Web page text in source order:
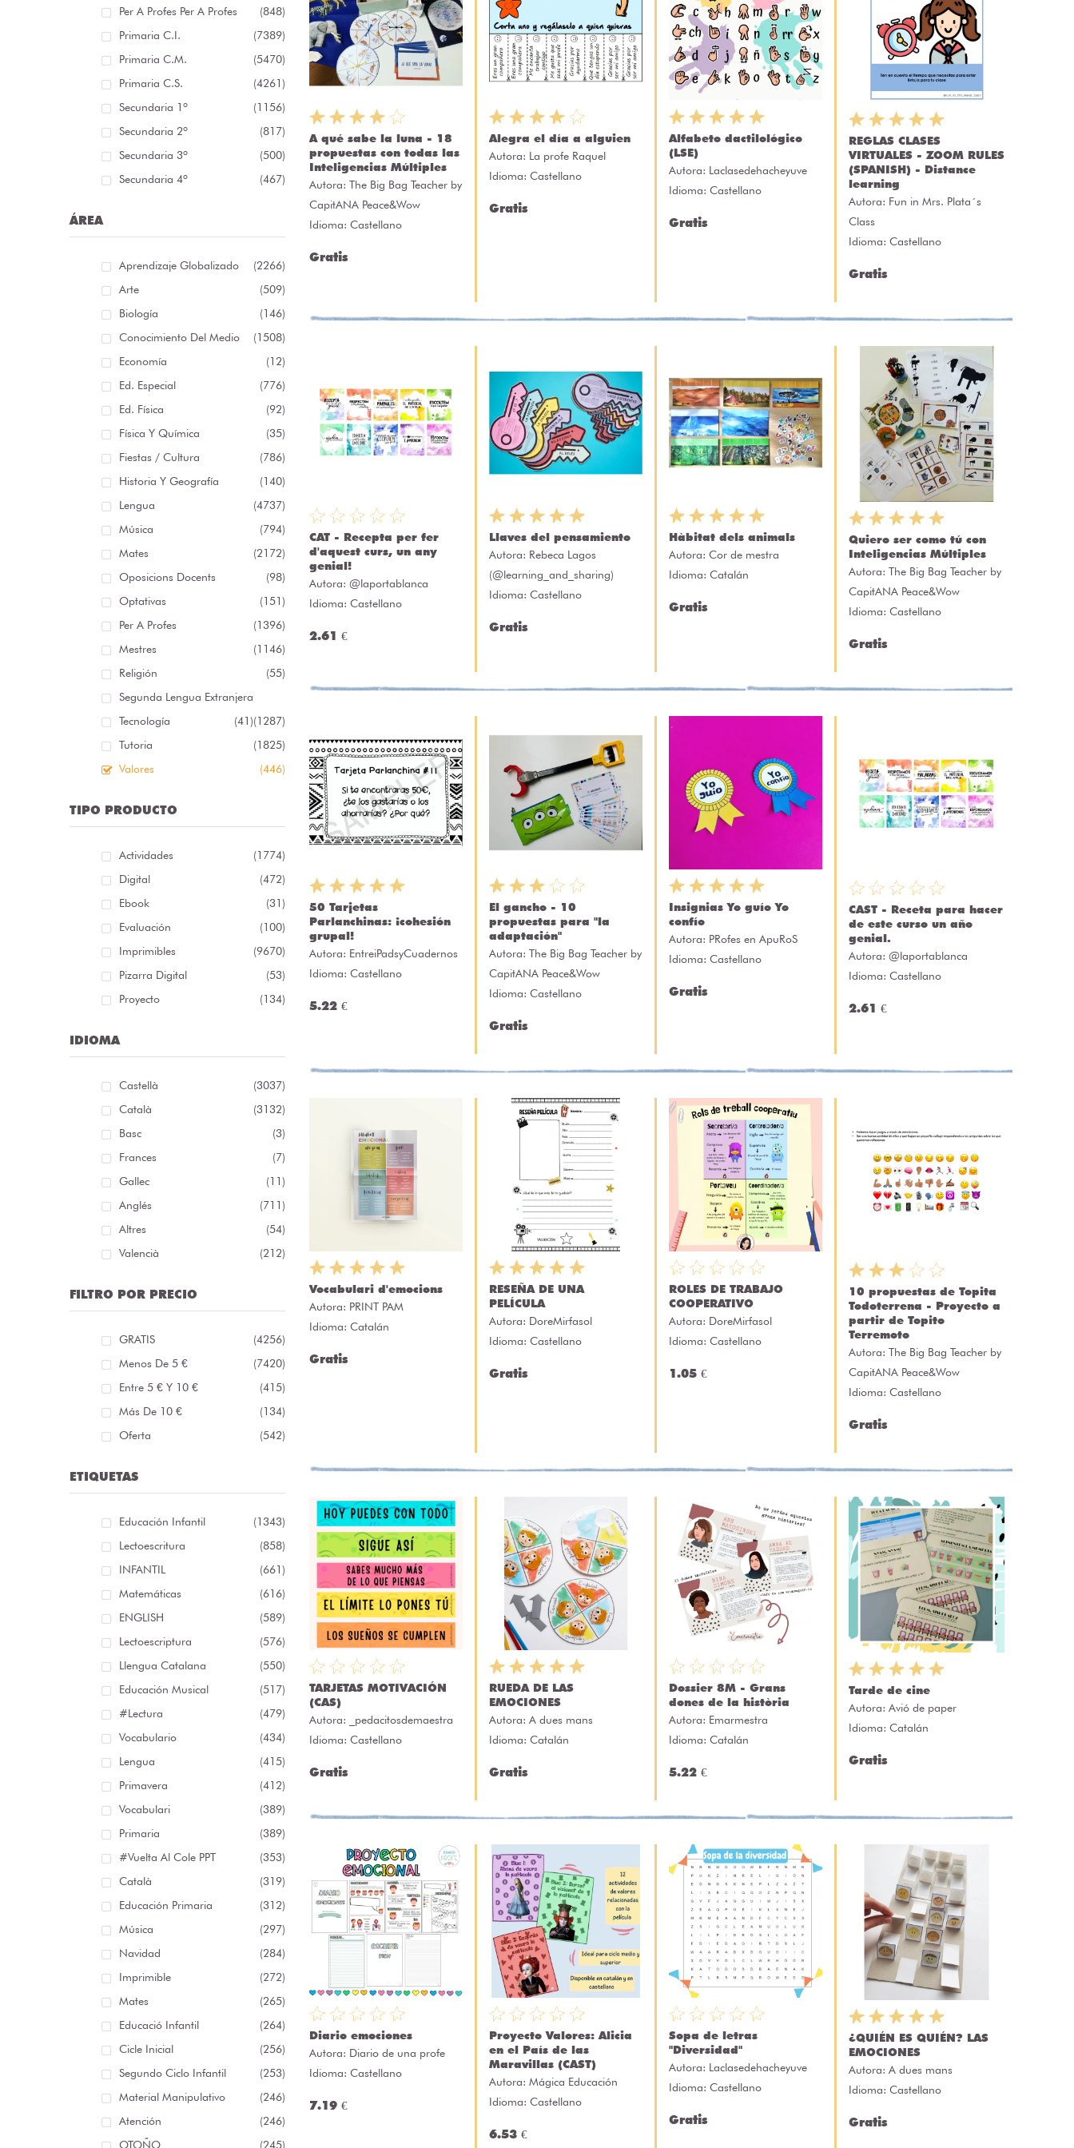
Per A Profes Per A Profes
(848)
Primaria C.I.
(7389)
Primaria C.M.
(5470)
Primaria C.S.
(4261)
Secundaria 1º
(1156)
Secundaria 2º
(817)
Secundaria 3º
(500)
Secundaria 4º
(467)
ÁREA
Aprendizaje Globalizado
(2266)
Arte
(509)
Biología
(146)
Conocimiento Del Medio
(1508)
Economía
(12)
Ed. Especial
(776)
Ed. Física
(92)
Física Y Química
(35)
Fiestas / Cultura
(786)
Historia Y Geografía
(140)
Lengua
(4737)
Música
(794)
Mates
(2172)
Oposicions Docents
(98)
Optativas
(151)
Per A Profes
(1396)
Mestres
(1146)
Religión
(55)
Segunda Lengua Extranjera
(1287)
Tecnología
(41)
Tutoria
(1825)
Valores
(446)
TIPO PRODUCTO
Actividades
(1774)
Digital
(472)
Ebook
(31)
Evaluación
(100)
Imprimibles
(9670)
Pizarra Digital
(53)
Proyecto
(134)
IDIOMA
Castellà
(3037)
Català
(3132)
Basc
(3)
Frances
(7)
Gallec
(11)
Anglés
(711)
Altres
(54)
Valencià
(212)
FILTRO POR PRECIO
GRATIS
(4256)
Menos De 5 €
(7420)
Entre 5 € Y 10 €
(415)
Más De 10 €
(134)
Oferta
(542)
ETIQUETAS
Educación Infantil
(1343)
Lectoescritura
(858)
INFANTIL
(661)
Matemáticas
(616)
ENGLISH
(589)
Lectoescriptura
(576)
Llengua Catalana
(550)
Educación Musical
(517)
#lectura
(479)
Vocabulario
(434)
Lengua
(415)
Primavera
(412)
Vocabulari
(389)
Primaria
(389)
#Vuelta Al Cole PPT
(353)
Català
(319)
Educación Primaria
(312)
Música
(297)
Navidad
(284)
Imprimible
(272)
Mates
(265)
Educació Infantil
(264)
Cicle Inicial
(256)
Segundo Ciclo Infantil
(253)
Material Manipulativo
(246)
Atención
(246)
OTOÑO
(245)
A qué sabe la luna - 18
propuestas con todas las
Inteligencias Múltiples
Autora: The Big Bag Teacher by
CapitANA Peace&Wow
Idioma: Castellano
Gratis
Alegra el día a alguien
Autora: La profe Raquel
Idioma: Castellano
Gratis
Alfabeto dactilológico
(LSE)
Autora: Laclasedehacheyuve
Idioma: Castellano
Gratis
REGLAS CLASES
VIRTUALES - ZOOM RULES
(SPANISH) - Distance
learning
Autora: Fun in Mrs. Plata´s
Class
Idioma: Castellano
Gratis
CAT - Recepta per fer
d'aquest curs, un any
genial!
Autora: @laportablanca
Idioma: Castellano
2.61 €
Llaves del pensamiento
Autora: Rebeca Lagos
(@learning_and_sharing)
Idioma: Castellano
Gratis
Hàbitat dels animals
Autora: Cor de mestra
Idioma: Catalán
Gratis
Quiero ser como tú con
Inteligencias Múltiples
Autora: The Big Bag Teacher by
CapitANA Peace&Wow
Idioma: Castellano
Gratis
50 Tarjetas
Parlanchinas: ¡cohesión
grupal!
Autora: EntreiPadsyCuadernos
Idioma: Castellano
5.22 €
El gancho - 10
propuestas para "la
adaptación"
Autora: The Big Bag Teacher by
CapitANA Peace&Wow
Idioma: Castellano
Gratis
Insignias Yo guío Yo
confío
Autora: PRofes en ApuRoS
Idioma: Castellano
Gratis
CAST - Receta para hacer
de este curso un año
genial.
Autora: @laportablanca
Idioma: Castellano
2.61 €
Vocabulari d'emocions
Autora: PRINT PAM
Idioma: Catalán
Gratis
RESEÑA DE UNA
PELÍCULA
Autora: DoreMirfasol
Idioma: Castellano
Gratis
ROLES DE TRABAJO
COOPERATIVO
Autora: DoreMirfasol
Idioma: Castellano
1.05 €
10 propuestas de Topita
Todoterrena - Proyecto a
partir de Topito
Terremoto
Autora: The Big Bag Teacher by
CapitANA Peace&Wow
Idioma: Castellano
Gratis
TARJETAS MOTIVACIÓN
(CAS)
Autora:
_pedacitosdemaestra
Idioma: Castellano
Gratis
RUEDA DE LAS
EMOCIONES
Autora: A dues mans
Idioma: Catalán
Gratis
Dossier 8M - Grans
dones de la història
Autora: Emarmestra
Idioma: Catalán
5.22 €
Tarde de cine
Autora: Avió de paper
Idioma: Catalán
Gratis
Diario emociones
Autora: Diario de una profe
Idioma: Castellano
7.19 €
Proyecto Valores: Alicia
en el País de las
Maravillas (CAST)
Autora: Mágica Educación
Idioma: Castellano
6.53 €
Sopa de letras
"Diversidad"
Autora: Laclasedehacheyuve
Idioma: Castellano
Gratis
¿QUIÉN ES QUIÉN? LAS
EMOCIONES
Autora: A dues mans
Idioma: Castellano
Gratis